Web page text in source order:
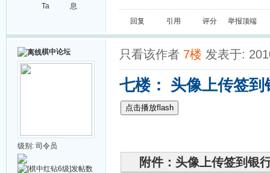
Ta
息
回复 引用 评分 举报顶端
棋中论坛
级别: 司令员
只看该作者 7楼 发表于:
七楼： 头像上传签
点击播放flash
附件：头像上传签到银